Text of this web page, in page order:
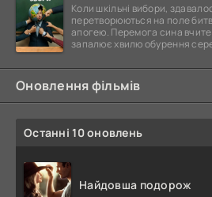
Коли шкільні вибори,
перетворюються на поле
апогею. Перемога сина
запалює хвилю обурення
Оновлення фільмів
Останні 10 оновлень
Найдовша подорож